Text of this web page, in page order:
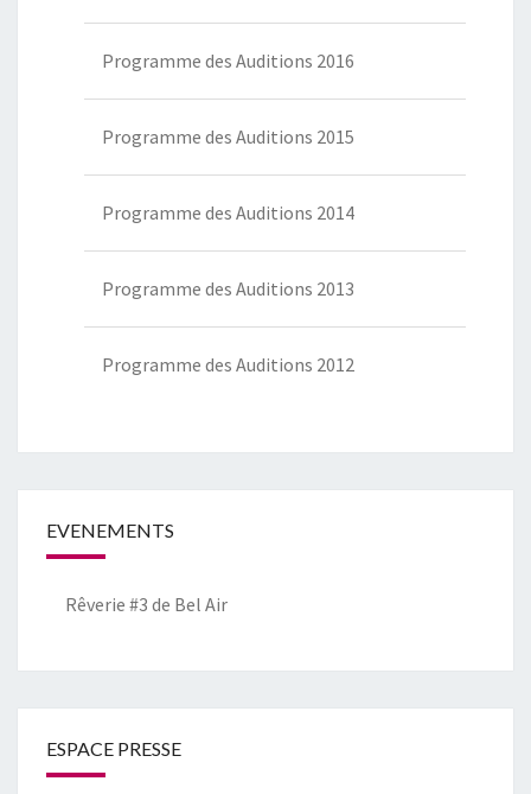
Programme des Auditions 2016
Programme des Auditions 2015
Programme des Auditions 2014
Programme des Auditions 2013
Programme des Auditions 2012
EVENEMENTS
Rêverie #3 de Bel Air
ESPACE PRESSE